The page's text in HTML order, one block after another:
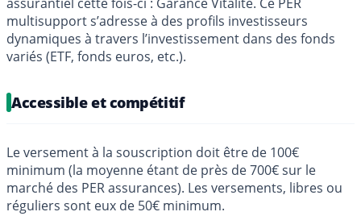
multisupport s’adresse à des profils investisseurs
dynamiques à travers l’investissement dans des fonds
variés (ETF, fonds euros, etc.).
Accessible et compétitif
Le versement à la souscription doit être de 100€
minimum (la moyenne étant de près de 700€ sur le
marché des PER assurances). Les versements, libres ou
réguliers sont eux de 50€ minimum.